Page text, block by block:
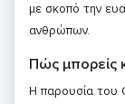
με σκοπό την
ανθρώπων.
Πώς μπορείς
Η παρουσία του